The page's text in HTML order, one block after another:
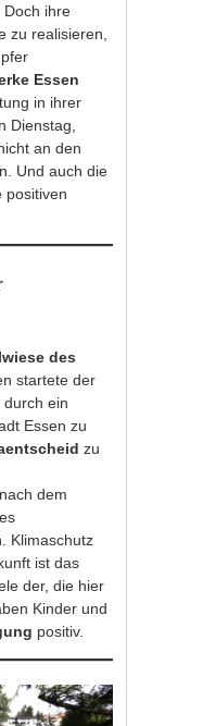
Doch ihre
zu realisieren,
Essen
in ihrer
Dienstag,
an den
Und auch die
positiven
des
startete der
durch ein
Essen zu
zu
dem
Klimaschutz
ist das
der, die hier
Kinder und
positiv.